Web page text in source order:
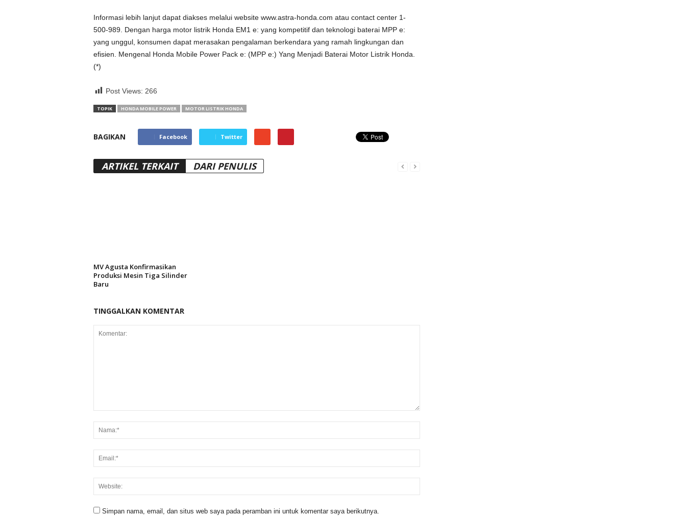
Informasi lebih lanjut dapat diakses melalui website www.astra-honda.com atau contact center 1-
500-989. Dengan harga motor listrik Honda EM1 e: yang kompetitif dan teknologi baterai MPP e:
yang unggul, konsumen dapat merasakan pengalaman berkendara yang ramah lingkungan dan
efisien. Mengenal Honda Mobile Power Pack e: (MPP e:) Yang Menjadi Baterai Motor Listrik Honda.
(*)
Post Views: 266
TOPIK HONDA MOBILE POWER MOTOR LISTRIK HONDA
BAGIKAN Facebook Twitter
ARTIKEL TERKAIT DARI PENULIS
MV Agusta Konfirmasikan
Produksi Mesin Tiga Silinder
Baru
TINGGALKAN KOMENTAR
Simpan nama, email, dan situs web saya pada peramban ini untuk komentar saya berikutnya.